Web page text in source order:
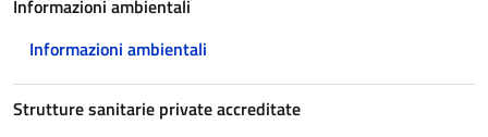
Informazioni ambientali
Informazioni ambientali
Strutture sanitarie private accreditate